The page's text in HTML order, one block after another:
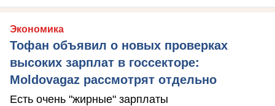
Экономика
Тофан объявил о новых проверках
высоких зарплат в госсекторе:
Moldovagaz рассмотрят отдельно
Есть очень "жирные" зарплаты